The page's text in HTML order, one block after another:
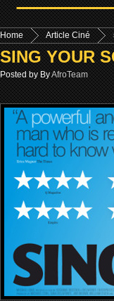
Home Article Ciné
SING YOUR
Posted by ByAfroTeam